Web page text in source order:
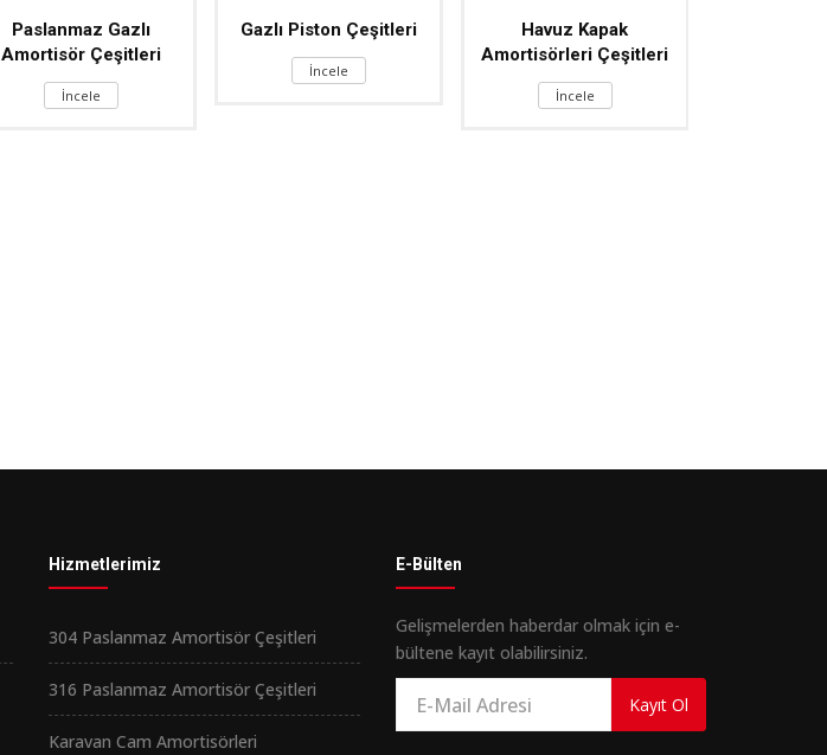
Paslanmaz Gazlı
Amortisör Çeşitleri
İncele
Gazlı Piston Çeşitleri
İncele
Havuz Kapak
Amortisörleri Çeşitleri
İncele
Hizmetlerimiz
304 Paslanmaz Amortisör Çeşitleri
316 Paslanmaz Amortisör Çeşitleri
Karavan Cam Amortisörleri
E-Bülten
Gelişmelerden haberdar olmak için e-
bültene kayıt olabilirsiniz.
Kayıt Ol